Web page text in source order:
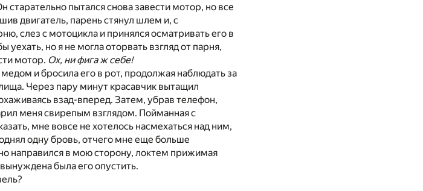
старательно пытался снова завести мотор, но все
двигатель, парень стянул шлем и, с
слез с мотоцикла и принялся осматривать его в
но я не могла оторвать взгляд от парня,
мотор. Ох, ни фига ж себе!
и бросила его в рот, продолжая наблюдать за
Через пару минут красавчик вытащил
взад-вперед. Затем, убрав телефон,
меня свирепым взглядом. Пойманная с
мне вовсе не хотелось насмехаться над ним,
одну бровь, отчего мне еще больше
направился в мою сторону, локтем прижимая
была его опустить.